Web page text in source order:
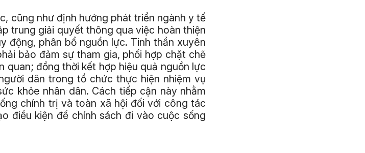
cũng như định hướng phát triển ngành y tế
trung giải quyết thông qua việc hoàn thiện
động, phân bổ nguồn lực. Tinh thần xuyên
bảo đảm sự tham gia, phối hợp chặt chẽ
quan; đồng thời kết hợp hiệu quả nguồn lực
dân trong tổ chức thực hiện nhiệm vụ
khỏe nhân dân. Cách tiếp cận này nhằm
chính trị và toàn xã hội đối với công tác
điều kiện để chính sách đi vào cuộc sống